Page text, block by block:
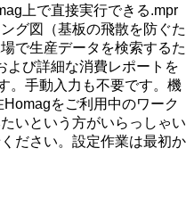
上で直接実行できる.mpr
グ図（基板の飛散を防ぐた
で生産データを検索するた
よび詳細な消費レポートを
。手動入力も不要です。機
をご利用中のワーク
いという方がいらっしゃい
ださい。設定作業は最初か